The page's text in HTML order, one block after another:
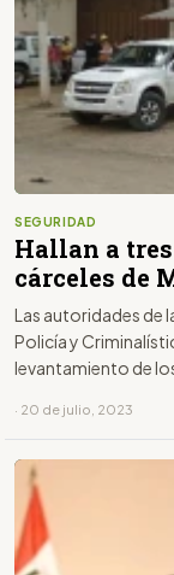
SEGURIDAD
Hallan a
cárceles de
Las autoridades de
Policía y
levantamiento de
· 20 de julio, 2023